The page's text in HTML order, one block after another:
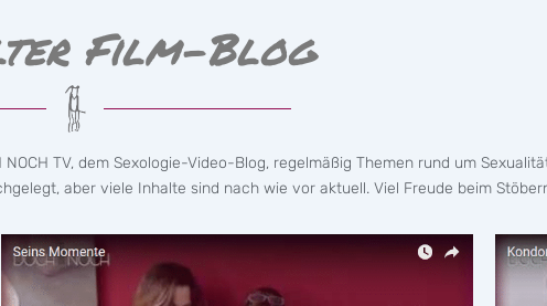
Film-Blog
TV, dem Sexologie-Video-Blog, regelmäßig Themen rund um
aber viele Inhalte sind nach wie vor aktuell. Viel Freude beim